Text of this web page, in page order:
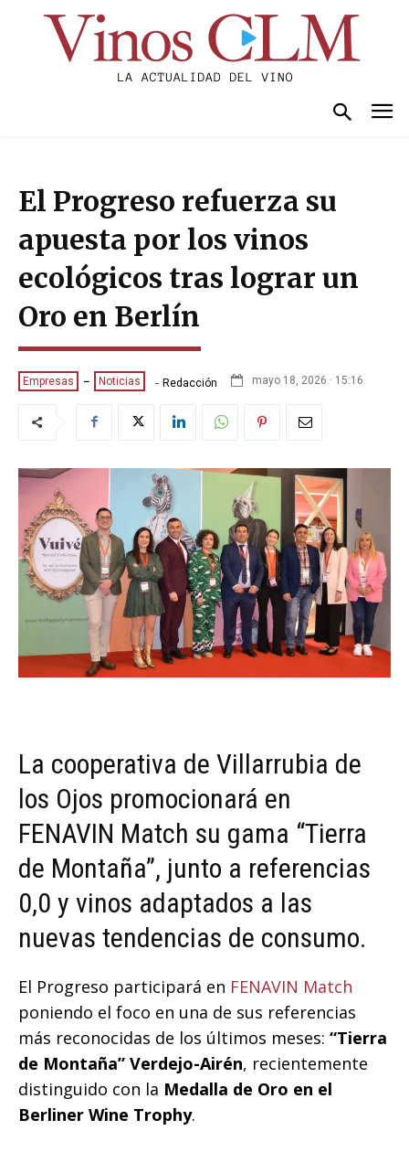
El Progreso refuerza su
apuesta por los vinos
ecológicos tras lograr un
Oro en Berlín
Empresas Noticias - Redacción mayo 18, 2026 · 15:16
La cooperativa de Villarrubia de
los Ojos promocionará en
FENAVIN Match su gama “Tierra
de Montaña”, junto a referencias
0,0 y vinos adaptados a las
nuevas tendencias de consumo.
El Progreso participará en FENAVIN Match
poniendo el foco en una de sus referencias
más reconocidas de los últimos meses: “Tierra
de Montaña” Verdejo-Airén, recientemente
distinguido con la Medalla de Oro en el
Berliner Wine Trophy.